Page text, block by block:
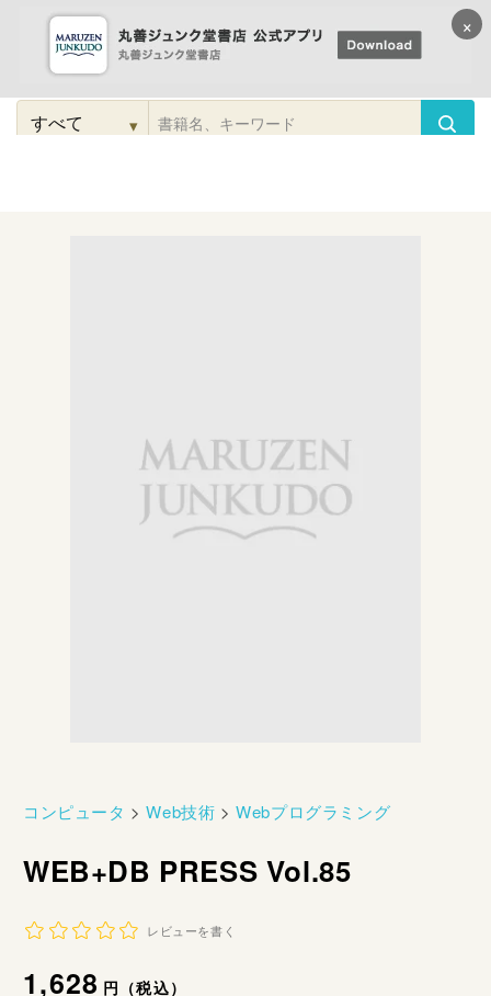
コンテンツに
進む
検
▾
コンピュータ >Web技術 >Webプログラミング
WEB+DB PRESS Vol.85
レビューを書く
通
1,628円（税込）
×